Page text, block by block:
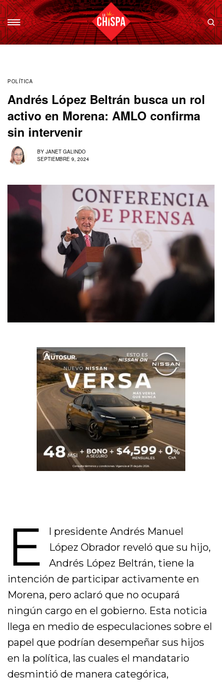
POLÍTICA
Andrés López Beltrán busca un rol
activo en Morena: AMLO confirma
sin intervenir
BY JANET GALINDO
SEPTIEMBRE 9, 2024
E
l presidente Andrés Manuel
López Obrador reveló que su hijo,
Andrés López Beltrán, tiene la
intención de participar activamente en
Morena, pero aclaró que no ocupará
ningún cargo en el gobierno. Esta noticia
llega en medio de especulaciones sobre el
papel que podrían desempeñar sus hijos
en la política, las cuales el mandatario
desmintió de manera categórica,